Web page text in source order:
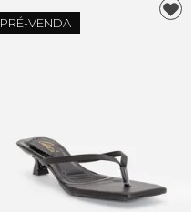
PRÉ-VENDA